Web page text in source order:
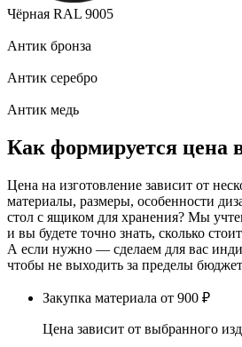
Чёрная RAL 9005
Антик бронза
Антик серебро
Антик медь
Как формируется цена
Цена на изготовление зависит от
материалы, размеры, особенности
стол с ящиком для хранения? Мы
и вы будете точно знать, сколько
А если нужно — сделаем для вас
чтобы не выходить за пределы
Закупка материала от 900 ₽
Цена зависит от выбранного